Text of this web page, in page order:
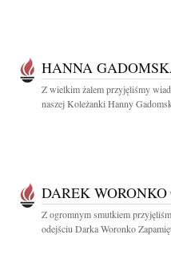
HANNA
Z wielkim żalem przyjęliśmy
naszej Koleżanki Hanny
DAREK WORONKO
Z ogromnym smutkiem
odejściu Darka Woronko